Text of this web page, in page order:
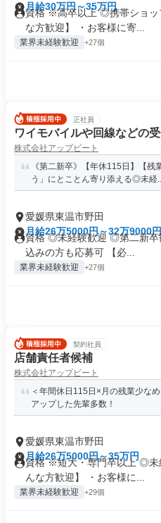
月給30万円～35万円
資格 ※高卒以上 ◎携帯ショッ
な方歓迎】 ・お客様に寄...
業界未経験歓迎 +27個
正社員
ワイモバイルや回線などの
株式会社アップビート
《第二新卒》【年休115日】【残
う」にとことん寄り添える◎未経
愛媛県東温市野田
月給26万5000円～32万9000円
資格 ◎未経験歓迎 ◎第二新卒
込みの方も応募可 【必...
業界未経験歓迎 +27個
契約社員
店舗責任者候補
株式会社アップビート
＜年間休日115日×月の残業少な
アップした先輩多数！
愛媛県東温市野田
月給26万5000円～35万円
資格 ※短大・専門卒以上 ◎
んな方歓迎】 ・お客様に...
業界未経験歓迎 +29個